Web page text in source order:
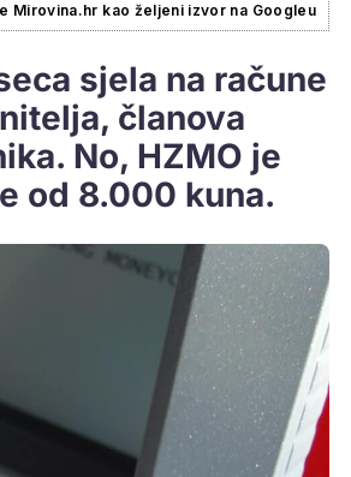
Mirovina.hr kao željeni izvor na Googleu
sjela na račune
članova
No, HZMO je
od 8.000 kuna.